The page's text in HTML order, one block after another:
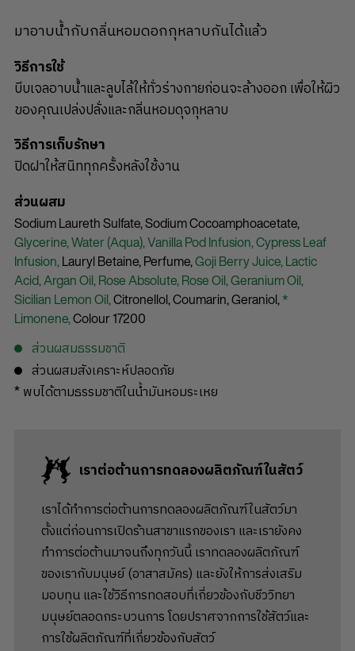
มาอาบน้ำกับกลิ่นหอมดอกกุหลาบกันได้แล้ว
วิธีการใช้
บีบเจลอาบน้ำและลูบไล้ให้ทั่วร่างกายก่อนจะล้างออก เพื่อให้ผิว
ของคุณเปล่งปลั่งและกลิ่นหอมดุจกุหลาบ
วิธีการเก็บรักษา
ปิดฝาให้สนิททุกครั้งหลังใช้งาน
ส่วนผสม
Sodium Laureth Sulfate,Sodium Cocoamphoacetate,
Glycerine,Water (Aqua),Vanilla Pod Infusion,Cypress Leaf
Infusion,Lauryl Betaine,Perfume,Goji Berry Juice,Lactic
Acid,Argan Oil,Rose Absolute,Rose Oil,Geranium Oil,
Sicilian Lemon Oil,Citronellol,Coumarin,Geraniol,*
Limonene,Colour 17200
ส่วนผสมธรรมชาติ
ส่วนผสมสังเคราะห์ปลอดภัย
* พบได้ตามธรรมชาติในน้ำมันหอมระเหย
เราต่อต้านการทดลองผลิตภัณฑ์ในสัตว์
เราได้ทำการต่อต้านการทดลองผลิตภัณฑ์ในสัตว์มา
ตั้งแต่ก่อนการเปิดร้านสาขาแรกของเรา และเรายังคง
ทำการต่อต้านมาจนถึงทุกวันนี้ เราทดลองผลิตภัณฑ์
ของเรากับมนุษย์ (อาสาสมัคร) และยังให้การส่งเสริม
มอบทุน และใช้วิธีการทดสอบที่เกี่ยวข้องกับชีววิทยา
มนุษย์ตลอดกระบวนการ โดยปราศจากการใช้สัตว์และ
การใช้ผลิตภัณฑ์ที่เกี่ยวข้องกับสัตว์